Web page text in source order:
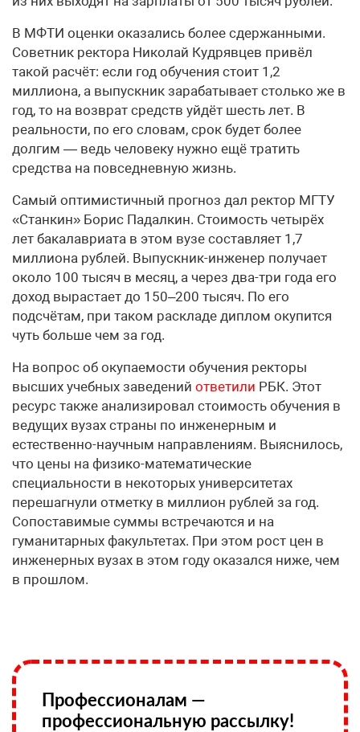
В МФТИ оценки оказались более сдержанными.
Советник ректора Николай Кудрявцев привёл
такой расчёт: если год обучения стоит 1,2
миллиона, а выпускник зарабатывает столько же в
год, то на возврат средств уйдёт шесть лет. В
реальности, по его словам, срок будет более
долгим — ведь человеку нужно ещё тратить
средства на повседневную жизнь.
Самый оптимистичный прогноз дал ректор МГТУ
«Станкин» Борис Падалкин. Стоимость четырёх
лет бакалавриата в этом вузе составляет 1,7
миллиона рублей. Выпускник-инженер получает
около 100 тысяч в месяц, а через два-три года его
доход вырастает до 150–200 тысяч. По его
подсчётам, при таком раскладе диплом окупится
чуть больше чем за год.
На вопрос об окупаемости обучения ректоры
высших учебных заведений ответили РБК. Этот
ресурс также анализировал стоимость обучения в
ведущих вузах страны по инженерным и
естественно-научным направлениям. Выяснилось,
что цены на физико-математические
специальности в некоторых университетах
перешагнули отметку в миллион рублей за год.
Сопоставимые суммы встречаются и на
гуманитарных факультетах. При этом рост цен в
инженерных вузах в этом году оказался ниже, чем
в прошлом.
Профессионалам —
профессиональную рассылку!